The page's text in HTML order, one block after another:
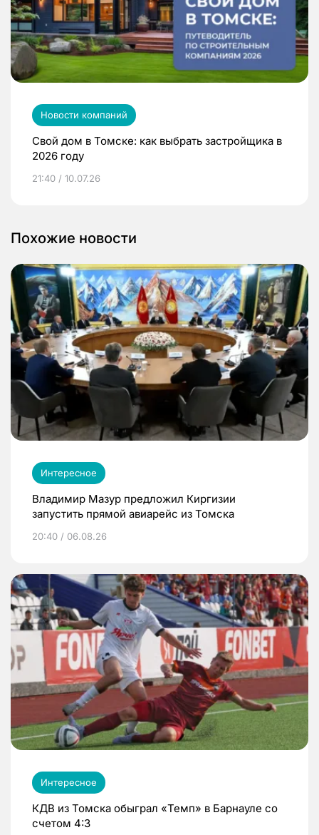
Новости компаний
Свой дом в Томске: как выбрать застройщика в
2026 году
21:40 / 10.07.26
Похожие новости
Интересное
Владимир Мазур предложил Киргизии
запустить прямой авиарейс из Томска
20:40 / 06.08.26
Интересное
КДВ из Томска обыграл «Темп» в Барнауле со
счетом 4:3